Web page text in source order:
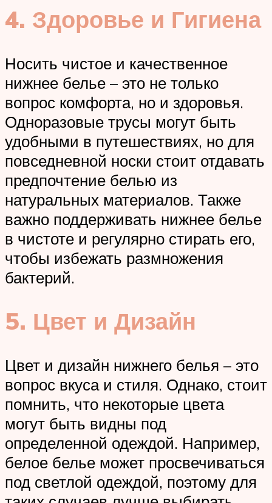
4. Здоровье и Гигиена
Носить чистое и качественное
нижнее белье – это не только
вопрос комфорта, но и здоровья.
Одноразовые трусы могут быть
удобными в путешествиях, но для
повседневной носки стоит отдавать
предпочтение белью из
натуральных материалов. Также
важно поддерживать нижнее белье
в чистоте и регулярно стирать его,
чтобы избежать размножения
бактерий.
5. Цвет и Дизайн
Цвет и дизайн нижнего белья – это
вопрос вкуса и стиля. Однако, стоит
помнить, что некоторые цвета
могут быть видны под
определенной одеждой. Например,
белое белье может просвечиваться
под светлой одеждой, поэтому для